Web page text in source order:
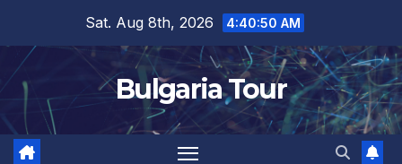
content
Sat. Aug 8th, 2026 4:40:52 AM
Bulgaria Tour